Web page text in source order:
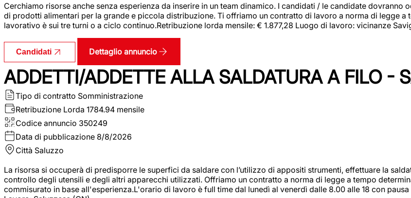
Cerchiamo risorse anche senza esperienza da inserire in un team dinamico. I candidati / le candidate
di prodotti alimentari per la grande e piccola distribuzione. Ti offriamo un contratto di lavoro a norma di legge
lavorativo è sui tre turni o a ciclo continuo.Retribuzione lorda mensile: € 1.877,28 Luogo di lavoro: vicinanze
Candidati Dettaglio annuncio
ADDETTI/ADDETTE ALLA SALDATURA A FILO -
Tipo di contratto Somministrazione
Retribuzione Lorda 1784.94 mensile
Codice annuncio 350249
Data di pubblicazione 8/8/2026
Città Saluzzo
La risorsa si occuperà di predisporre le superfici da saldare con l’utilizzo di appositi strumenti, effettuare la
controllo degli utensili e degli altri apparecchi utilizzati. Offriamo un contratto a norma di legge a tempo
commisurato in base all'esperienza.L'orario di lavoro è full time dal lunedì al venerdì dalle 8.00 alle 18 con